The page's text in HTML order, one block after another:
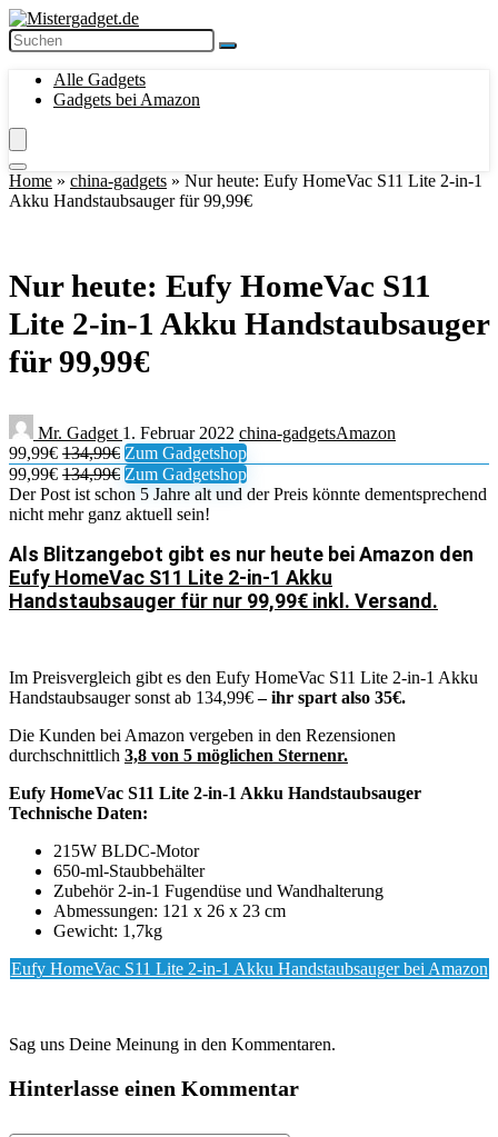
Alle Gadgets
Gadgets bei Amazon
Home » china-gadgets » Nur heute: Eufy HomeVac S11 Lite 2-in-1
Akku Handstaubsauger für 99,99€
Nur heute: Eufy HomeVac S11
Lite 2-in-1 Akku Handstaubsauger
für 99,99€
Mr. Gadget 1. Februar 2022 china-gadgetsAmazon
99,99€ 134,99€ Zum Gadgetshop
99,99€ 134,99€ Zum Gadgetshop
Der Post ist schon 5 Jahre alt und der Preis könnte dementsprechend
nicht mehr ganz aktuell sein!
Als Blitzangebot gibt es nur heute bei Amazon den
Eufy HomeVac S11 Lite 2-in-1 Akku
Handstaubsauger für nur 99,99€ inkl. Versand.
Im Preisvergleich gibt es den Eufy HomeVac S11 Lite 2-in-1 Akku
Handstaubsauger sonst ab 134,99€– ihr spart also 35€.
Die Kunden bei Amazon vergeben in den Rezensionen
durchschnittlich 3,8 von 5 möglichen Sternenr.
Eufy HomeVac S11 Lite 2-in-1 Akku Handstaubsauger
Technische Daten:
215W BLDC-Motor
650-ml-Staubbehälter
Zubehör 2-in-1 Fugendüse und Wandhalterung
Abmessungen: ‎121 x 26 x 23 cm
Gewicht: 1,7kg
Eufy HomeVac S11 Lite 2-in-1 Akku Handstaubsauger bei Amazon
Sag uns Deine Meinung in den Kommentaren.
Hinterlasse einen Kommentar